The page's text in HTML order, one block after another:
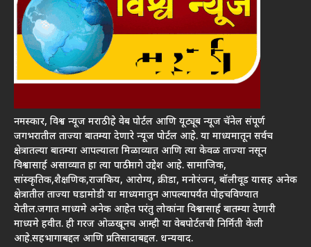
नमस्कार, विश्व न्यूज मराठी हे वेब पोर्टल आणि यूट्यूब न्यूज चॅनेल संपूर्ण
जगभरातील ताज्या बातम्या देणारे न्यूज पोर्टल आहे. या माध्यमातून सर्वच
क्षेत्रातल्या बातम्या आपल्याला मिळाव्यात आणि त्या केवळ ताज्या नसून
विश्वासार्ह असाव्यात हा त्या पाठीमागे उद्देश आहे. सामाजिक,
सांस्कृतिक,शैक्षणिक,राजकिय, आरोग्य, क्रीडा, मनोरंजन, बॉलीवूड यासह अनेक
क्षेत्रातील ताज्या घडामोडी या माध्यमातुन आपल्यापर्यंत पोहचविण्यात
येतील.जगात माध्यमे अनेक आहेत परंतु लोकांना विश्वासार्ह बातम्या देणारी
माध्यमे हवीत. ही गरज ओळखूनच आम्ही या वेबपोर्टलची निर्मिती केली
आहे.सहभागाबद्दल आणि प्रतिसादाबद्दल. धन्यवाद.